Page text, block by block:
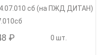
сб (на ПЖД ДИТАН)
₽ 0 шт.